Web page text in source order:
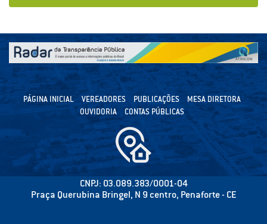
PÁGINA INICIAL VEREADORES PUBLICAÇÕES
MESA DIRETORA
OUVIDORIA
CONTAS PÚBLICAS
CNPJ: 03.089.383/0001-04
Praça Querubina Bringel, N 9 centro, Penaforte - CE